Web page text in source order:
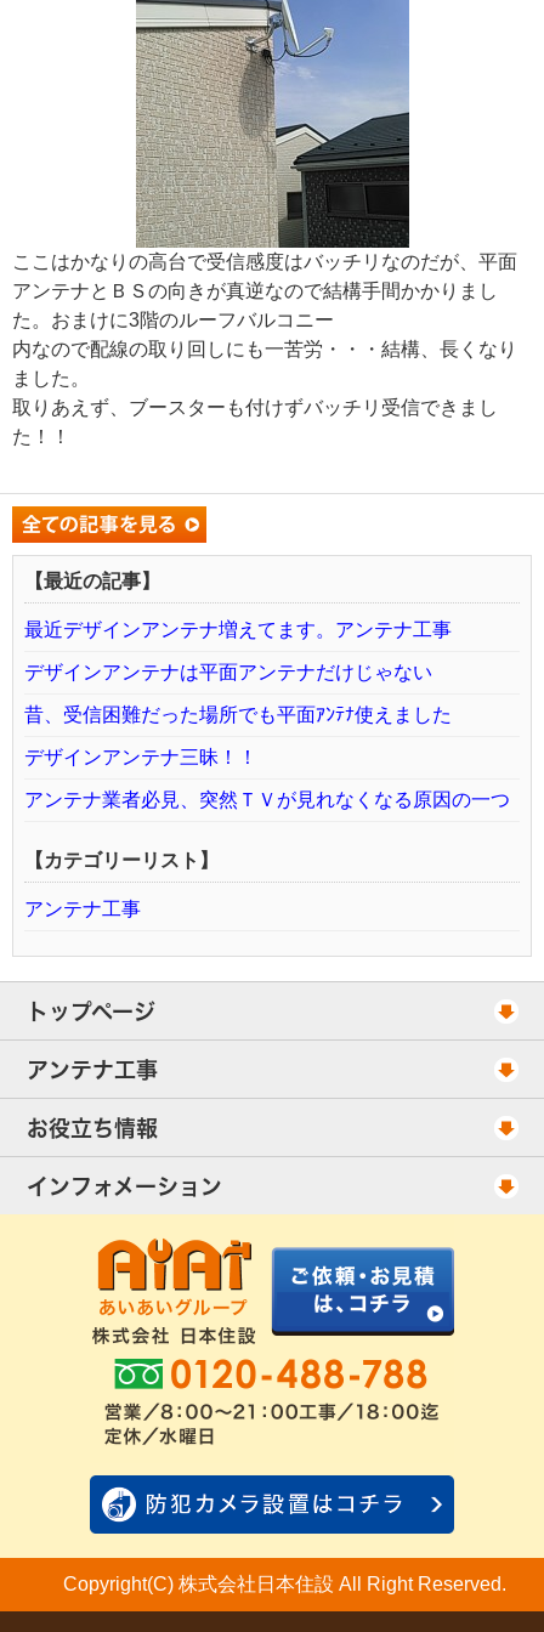
ここはかなりの高台で受信感度はバッチリなのだが、平面
アンテナとＢＳの向きが真逆なので結構手間かかりまし
た。おまけに3階のルーフバルコニー
内なので配線の取り回しにも一苦労・・・結構、長くなり
ました。
取りあえず、ブースターも付けずバッチリ受信できまし
た！！
【最近の記事】
最近デザインアンテナ増えてます。アンテナ工事
デザインアンテナは平面アンテナだけじゃない
昔、受信困難だった場所でも平面ｱﾝﾃﾅ使えました
デザインアンテナ三昧！！
アンテナ業者必見、突然ＴＶが見れなくなる原因の一つ
【カテゴリーリスト】
アンテナ工事
トップページ
工事スケジュール
当社が選ばれる理由
出張エリア
アンテナ工事
アンテナ工事・料金
UHFアンテナ工事・料金
配線ケーブル追加工事・料金
アンテナ工事社長のブログ
アンテナ工事スケジュール
お役立ち情報
ご相談事例
アンテナの種類
工事について
良くあるアンテナ修理
インフォメーション
お客様の声
工事依頼・お見積りフォーム
Copyright(C) 株式会社日本住設 All Right Reserved.